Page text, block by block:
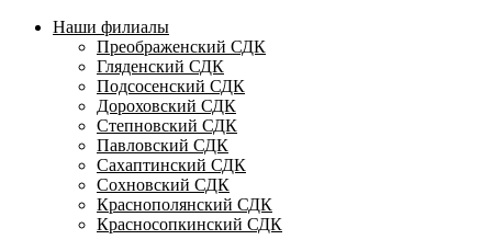
Наши филиалы
Преображенский СДК
Гляденский СДК
Подсосенский СДК
Дороховский СДК
Степновский СДК
Павловский СДК
Сахаптинский СДК
Сохновский СДК
Краснополянский СДК
Красносопкинский СДК